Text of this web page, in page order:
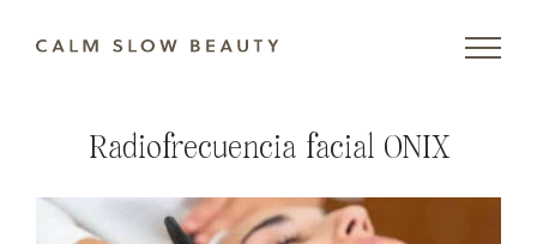
Radiofrecuencia facial ONIX